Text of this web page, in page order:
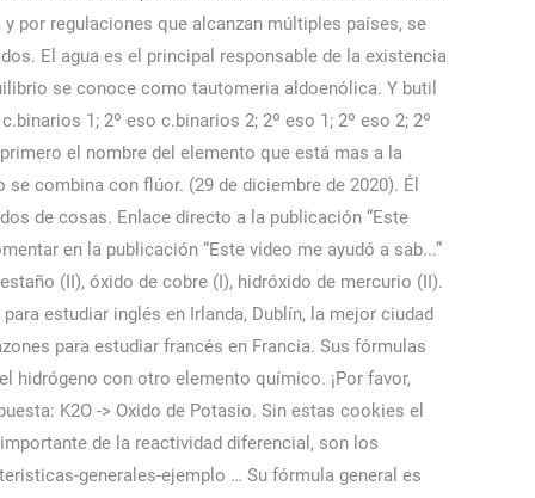
por regulaciones que alcanzan múltiples países, se
El agua es el principal responsable de la existencia
se conoce como tautomeria aldoenólica. Y butil
1; 2º eso c.binarios 2; 2º eso 1; 2º eso 2; 2º
el nombre del elemento que está mas a la
combina con flúor. (29 de diciembre de 2020). Él
de cosas. Enlace directo a la publicación “Este
en la publicación “Este video me ayudó a sab...”
(II), óxido de cobre (I), hidróxido de mercurio (II).
estudiar inglés en Irlanda, Dublín, la mejor ciudad
para estudiar francés en Francia. Sus fórmulas
hidrógeno con otro elemento químico. ¡Por favor,
K2O -> Oxido de Potasio. Sin estas cookies el
de la reactividad diferencial, son los
generales-ejemplo … Su fórmula general es